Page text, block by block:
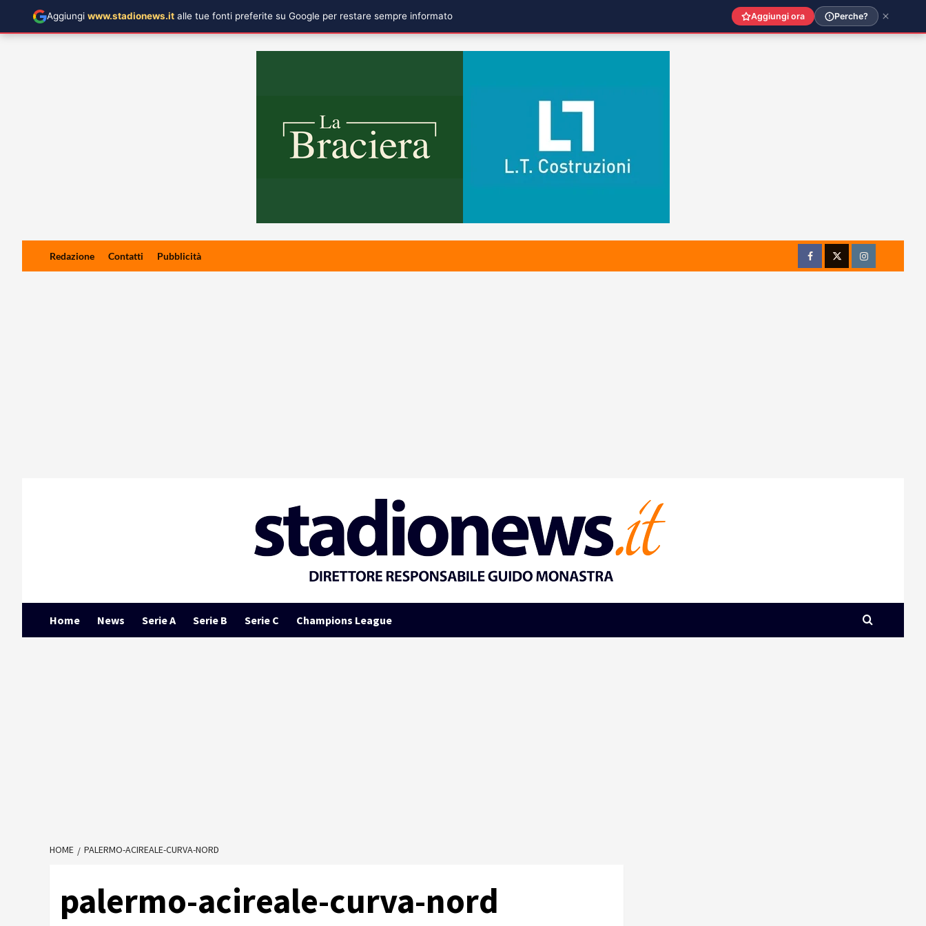
Redazione Contatti Pubblicità
FacebookTwitterInstagram
Home News Serie A Serie B Serie C Champions League
HOME PALERMO-ACIREALE-CURVA-NORD
palermo-acireale-curva-nord
Aggiungi www.stadionews.it alle tue fonti preferite su Google per restare sempre informato Aggiungi ora Perche?